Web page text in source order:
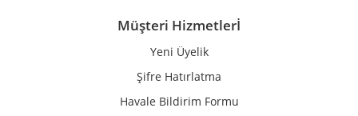
Gönder
Müşteri Hizmetlerİ
Yeni Üyelik
Şifre Hatırlatma
Havale Bildirim Formu